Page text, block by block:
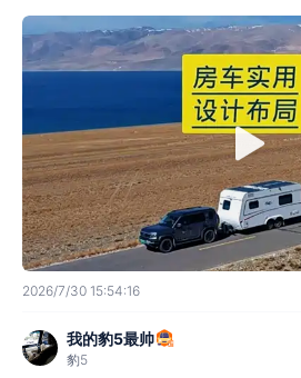
2026/7/30 15:54:16
我的豹5最帅
豹5